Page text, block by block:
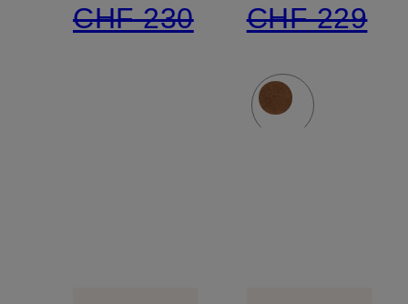
CHF 230
CHF 229